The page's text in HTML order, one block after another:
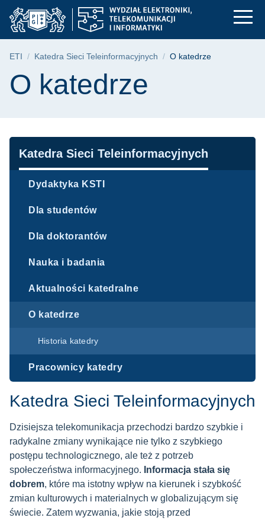
Przejdź
do
menu
Przejdź
do
wyszukiwarki
Przejdź
do
treści
O katedrze |
Ścieżka nawigacyjna
ETI Katedra Sieci Teleinformacyjnych O katedrze
Treść strony
O katedrze
Nawigacja
Katedra Sieci Teleinformacyjnych
Dydaktyka KSTI
Dla studentów
Dla doktorantów
Nauka i badania
Aktualności katedralne
O katedrze
Historia katedry
Pracownicy katedry
Katedra Sieci Teleinformacyjnych
Dzisiejsza telekomunikacja przechodzi bardzo szybkie i
radykalne zmiany wynikające nie tylko z szybkiego
postępu technologicznego, ale też z potrzeb
społeczeństwa informacyjnego. Informacja stała się
dobrem, które ma istotny wpływ na kierunek i szybkość
zmian kulturowych i materialnych w globalizującym się
świecie. Zatem wyzwania, jakie stoją przed